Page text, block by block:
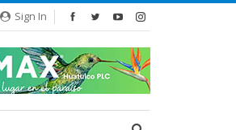
Sign In